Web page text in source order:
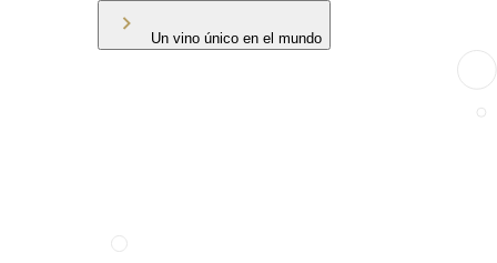
Un vino único en el mundo